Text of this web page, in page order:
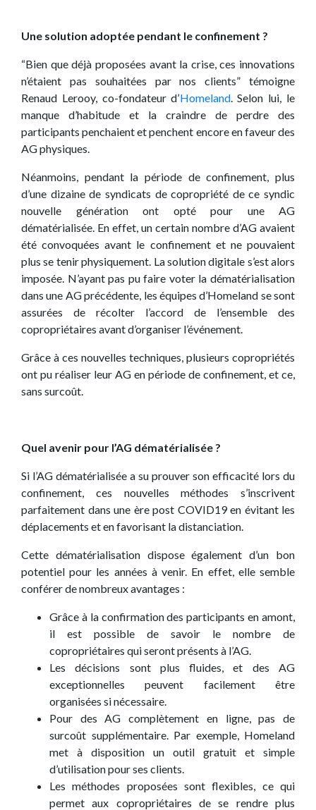
Une solution adoptée pendant le confinement ?
“Bien que déjà proposées avant la crise, ces innovations
n’étaient pas souhaitées par nos clients” témoigne
Renaud Lerooy, co-fondateur d’Homeland. Selon lui, le
manque d’habitude et la craindre de perdre des
participants penchaient et penchent encore en faveur des
AG physiques.
Néanmoins, pendant la période de confinement, plus
d’une dizaine de syndicats de copropriété de ce syndic
nouvelle génération ont opté pour une AG
dématérialisée. En effet, un certain nombre d’AG avaient
été convoquées avant le confinement et ne pouvaient
plus se tenir physiquement. La solution digitale s’est alors
imposée. N’ayant pas pu faire voter la dématérialisation
dans une AG précédente, les équipes d’Homeland se sont
assurées de récolter l’accord de l’ensemble des
copropriétaires avant d’organiser l’événement.
Grâce à ces nouvelles techniques, plusieurs copropriétés
ont pu réaliser leur AG en période de confinement, et ce,
sans surcoût.
Quel avenir pour l’AG dématérialisée ?
Si l’AG dématérialisée a su prouver son efficacité lors du
confinement, ces nouvelles méthodes s’inscrivent
parfaitement dans une ère post COVID19 en évitant les
déplacements et en favorisant la distanciation.
Cette dématérialisation dispose également d’un bon
potentiel pour les années à venir. En effet, elle semble
conférer de nombreux avantages :
Grâce à la confirmation des participants en amont,
il est possible de savoir le nombre de
copropriétaires qui seront présents à l’AG.
Les décisions sont plus fluides, et des AG
exceptionnelles peuvent facilement être
organisées si nécessaire.
Pour des AG complètement en ligne, pas de
surcoût supplémentaire. Par exemple, Homeland
met à disposition un outil gratuit et simple
d’utilisation pour ses clients.
Les méthodes proposées sont flexibles, ce qui
permet aux copropriétaires de se rendre plus